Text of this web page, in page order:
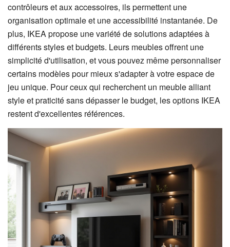
contrôleurs et aux accessoires, ils permettent une
organisation optimale et une accessibilité instantanée. De
plus, IKEA propose une variété de solutions adaptées à
différents styles et budgets. Leurs meubles offrent une
simplicité d'utilisation, et vous pouvez même personnaliser
certains modèles pour mieux s'adapter à votre espace de
jeu unique. Pour ceux qui recherchent un meuble alliant
style et praticité sans dépasser le budget, les options IKEA
restent d'excellentes références.